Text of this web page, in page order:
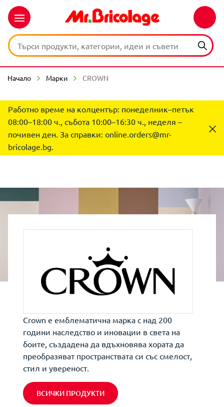
Начало Марки CROWN
Работно време на колцентър: понеделник–петък
08:00–18:00 ч., събота 10:00–16:30 ч., неделя –
почивен ден. За справки: online.orders@mr-
bricolage.bg.
Crown е емблематична марка с над 200
години наследство и иновации в света на
боите, създадена да вдъхновява хората да
преобразяват пространствата си със смелост,
стил и увереност.
ВСИЧКИ ПРОДУКТИ